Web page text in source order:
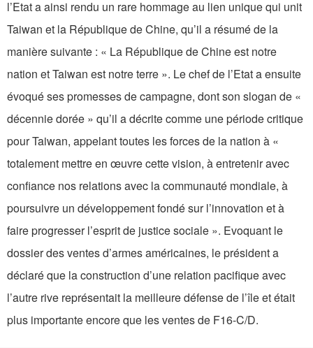
l’Etat a ainsi rendu un rare hommage au lien unique qui unit
Taiwan et la République de Chine, qu’il a résumé de la
manière suivante : « La République de Chine est notre
nation et Taiwan est notre terre ». Le chef de l’Etat a ensuite
évoqué ses promesses de campagne, dont son slogan de «
décennie dorée » qu’il a décrite comme une période critique
pour Taiwan, appelant toutes les forces de la nation à «
totalement mettre en œuvre cette vision, à entretenir avec
confiance nos relations avec la communauté mondiale, à
poursuivre un développement fondé sur l’innovation et à
faire progresser l’esprit de justice sociale ». Evoquant le
dossier des ventes d’armes américaines, le président a
déclaré que la construction d’une relation pacifique avec
l’autre rive représentait la meilleure défense de l’île et était
plus importante encore que les ventes de F16-C/D.